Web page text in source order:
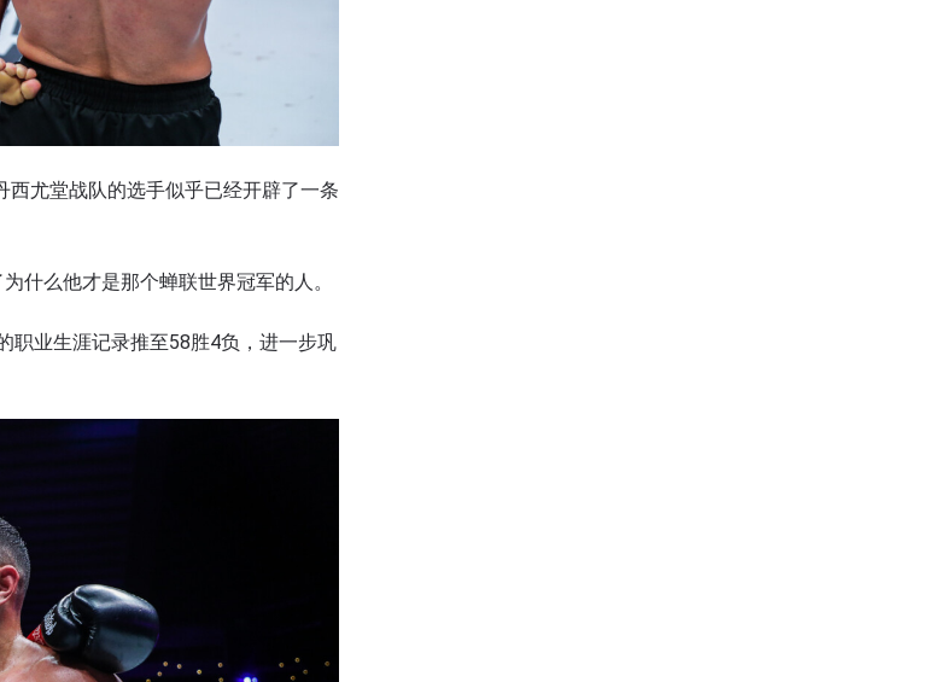
尤堂战队的选手似乎已经开辟了一条
什么他才是那个蝉联世界冠军的人。
职业生涯记录推至58胜4负，进一步巩
播场次的最佳座位！
声明，即表示您同意我们的隐私政策，我们将收
的信息。您可以随时取消订阅这些信息。